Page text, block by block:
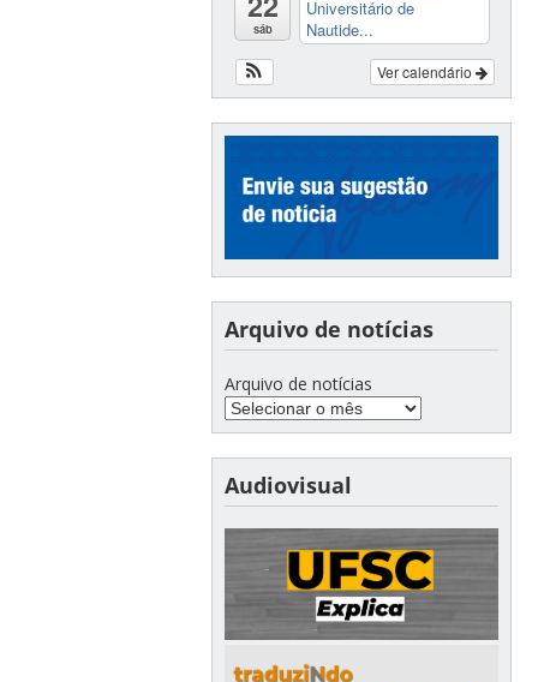
sáb
Universitário de
Nautide...
Ver calendário
Arquivo de notícias
Arquivo de notícias
Audiovisual